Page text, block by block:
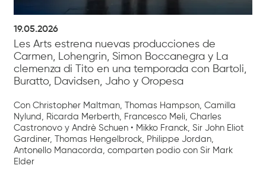
19.05.2026
Les Arts estrena nuevas producciones de
Carmen, Lohengrin, Simon Boccanegra y La
clemenza di Tito en una temporada con Bartoli,
Buratto, Davidsen, Jaho y Oropesa
Con Christopher Maltman, Thomas Hampson, Camilla
Nylund, Ricarda Merberth, Francesco Meli, Charles
Castronovo y Andrè Schuen • Mikko Franck, Sir John Eliot
Gardiner, Thomas Hengelbrock, Philippe Jordan,
Antonello Manacorda, comparten podio con Sir Mark
Elder